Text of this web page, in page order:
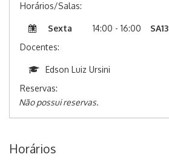
Horários/Salas:
Sexta 14:00 - 16:00
SA13
Docentes:
Edson Luiz Ursini
Reservas:
Não possui reservas.
Horários